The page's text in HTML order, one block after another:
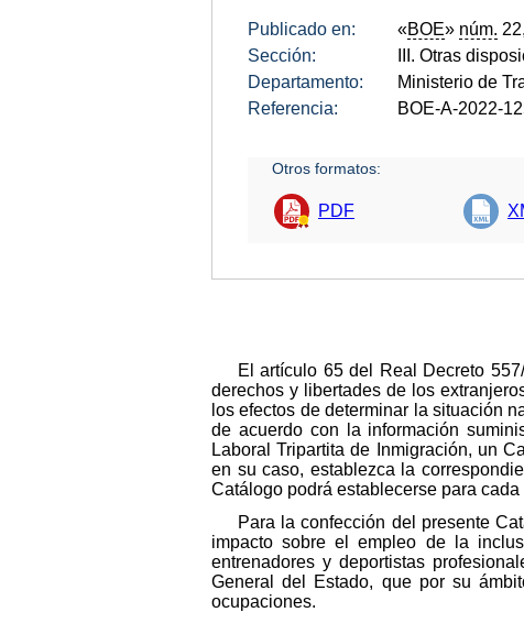
Publicado en: «BOE» núm.
Sección:
III. Otras
Departamento:
Ministerio de
Referencia:
BOE-A-2022-
Otros formatos:
PDF
El artículo 65 del Real Decreto
derechos y libertades de los
los efectos de determinar la situación
de acuerdo con la información
Laboral Tripartita de Inmigración, un
en su caso, establezca la
Catálogo podrá establecerse para
Para la confección del presente
impacto sobre el empleo de la
entrenadores y deportistas
General del Estado, que por su
ocupaciones.